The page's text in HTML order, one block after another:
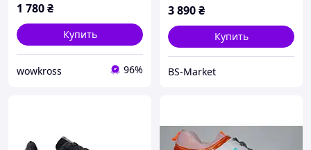
1 780₴
Купить
wowkross 96%
3 890₴
Купить
BS-Market